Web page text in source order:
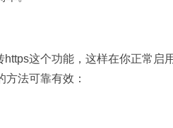
这个功能，这样在你正常启
法可靠有效：